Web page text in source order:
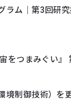
ム｜第3回研
をつまみぐい
境制御技術）を